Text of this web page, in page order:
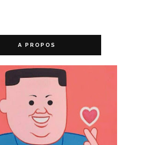
A PROPOS